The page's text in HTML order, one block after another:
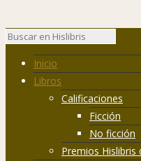
Inicio
Libros
Calificaciones
Ficción
No ficción
Premios